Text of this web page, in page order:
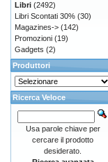
Libri (2492)
Libri Scontati 30% (30)
Magazines-> (142)
Promozioni (19)
Gadgets (2)
Produttori
Ricerca Veloce
Usa parole chiave per
cercare il prodotto
desiderato.